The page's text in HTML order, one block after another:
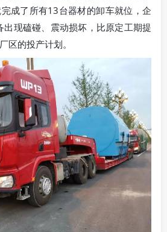
成了所有13台器材的卸车就位，企
出现磕碰、震动损坏，比原定工期提
区的投产计划。